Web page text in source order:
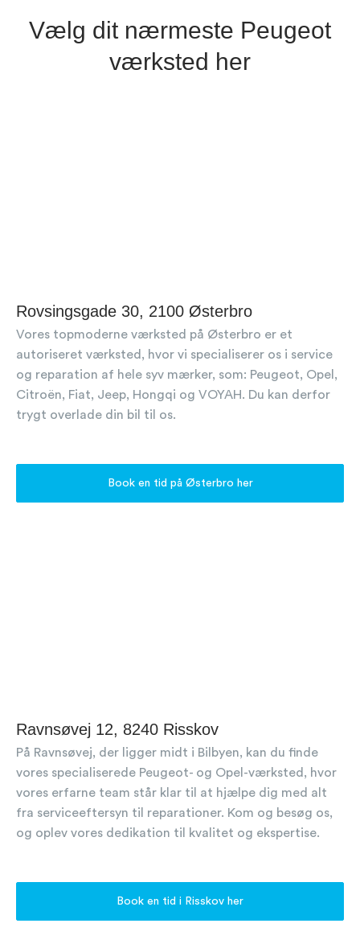
Vælg dit nærmeste Peugeot
værksted her
Rovsingsgade 30, 2100 Østerbro
Vores topmoderne værksted på Østerbro er et
autoriseret værksted, hvor vi specialiserer os i service
og reparation af hele syv mærker, som: Peugeot, Opel,
Citroën, Fiat, Jeep, Hongqi og VOYAH. Du kan derfor
trygt overlade din bil til os.
Book en tid på Østerbro her
Ravnsøvej 12, 8240 Risskov
På Ravnsøvej, der ligger midt i Bilbyen, kan du finde
vores specialiserede Peugeot- og Opel-værksted, hvor
vores erfarne team står klar til at hjælpe dig med alt
fra serviceeftersyn til reparationer. Kom og besøg os,
og oplev vores dedikation til kvalitet og ekspertise.
Book en tid i Risskov her